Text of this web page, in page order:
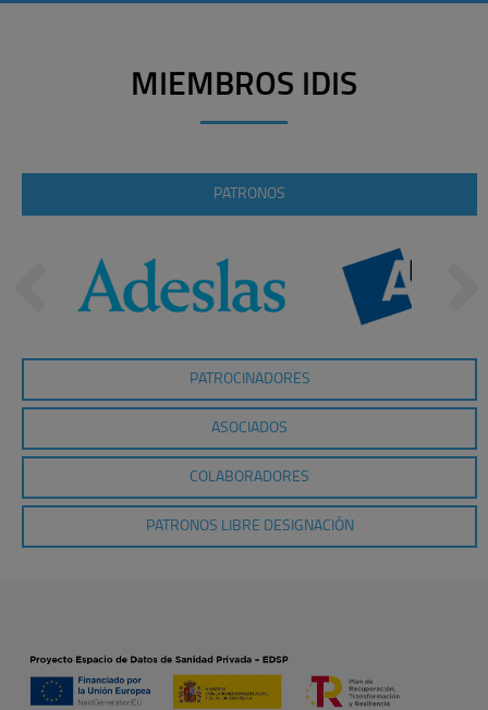
MIEMBROS IDIS
PATRONOS
PATROCINADORES
ASOCIADOS
COLABORADORES
PATRONOS LIBRE DESIGNACIÓN